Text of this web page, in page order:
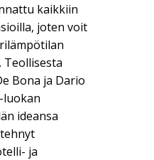
kaikkiin
joten voit
Teollisesta
Bona ja Dario
luokan
ideansa
ja